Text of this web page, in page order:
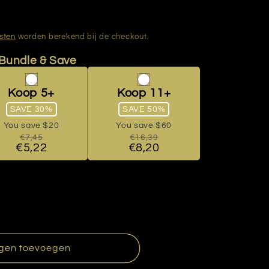
worden berekend bij de checkout.
toevoegen